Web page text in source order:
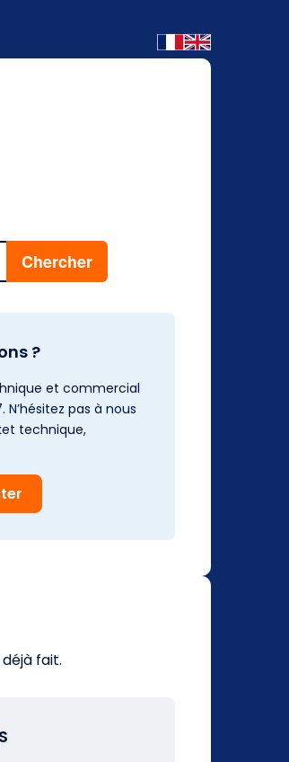
?
et commercial
pas à nous
technique,
fait.